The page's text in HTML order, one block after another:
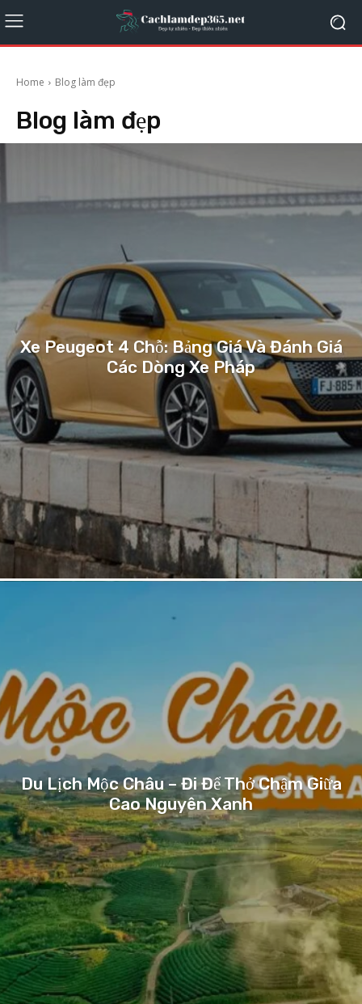
Home Blog làm đẹp
Blog làm đẹp
Xe Peugeot 4 Chỗ: Bảng Giá Và Đánh Giá
Các Dòng Xe Pháp
Du Lịch Mộc Châu – Đi Để Thở Chậm Giữa
Cao Nguyên Xanh